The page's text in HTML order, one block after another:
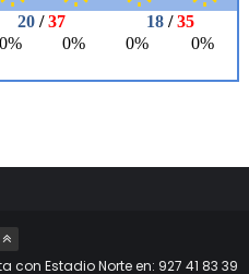
con Estadio Norte en: 927 41 83 39